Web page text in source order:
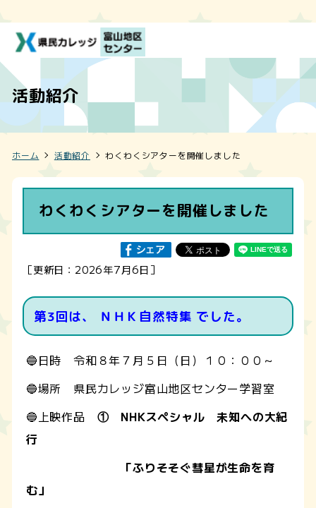
活動紹介
ホーム 活動紹介 わくわくシアターを開催しました
わくわくシアターを開催しました
［更新日：2026年7月6日］
第3回は、 ＮＨＫ自然特集 でした。
🔵日時 令和８年７月５日（日）１０：００～
🔵場所 県民カレッジ富山地区センター学習室
🔵上映作品 ① NHKスペシャル 未知への大紀
行
「ふりそそぐ彗星が生命を育
む」